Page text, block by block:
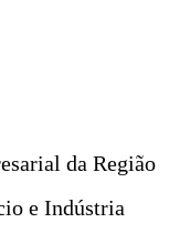
da Região
e Indústria